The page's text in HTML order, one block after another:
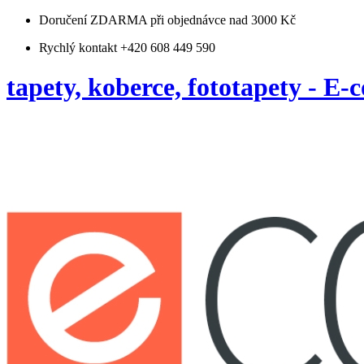
Doručení ZDARMA při objednávce nad 3000 Kč
Rychlý kontakt +420 608 449 590
tapety, koberce, fototapety - E-